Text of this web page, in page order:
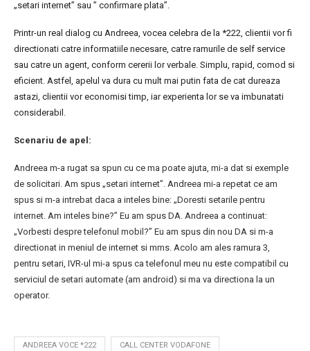
„setari internet” sau ” confirmare plata”.
Printr-un real dialog cu Andreea, vocea celebra de la *222, clientii vor fi
directionati catre informatiile necesare, catre ramurile de self service
sau catre un agent, conform cererii lor verbale. Simplu, rapid, comod si
eficient. Astfel, apelul va dura cu mult mai putin fata de cat dureaza
astazi, clientii vor economisi timp, iar experienta lor se va imbunatati
considerabil.
Scenariu de apel:
Andreea m-a rugat sa spun cu ce ma poate ajuta, mi-a dat si exemple
de solicitari. Am spus „setari internet”. Andreea mi-a repetat ce am
spus si m-a intrebat daca a inteles bine: „Doresti setarile pentru
internet. Am inteles bine?” Eu am spus DA. Andreea a continuat:
„Vorbesti despre telefonul mobil?” Eu am spus din nou DA si m-a
directionat in meniul de internet si mms. Acolo am ales ramura 3,
pentru setari, IVR-ul mi-a spus ca telefonul meu nu este compatibil cu
serviciul de setari automate (am android) si ma va directiona la un
operator.
ANDREEA VOCE *222 CALL CENTER VODAFONE